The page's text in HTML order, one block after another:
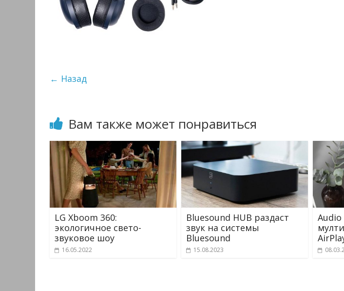
← Назад
Вам также может понравиться
LG Xboom 360:
экологичное свето-
звуковое шоу
16.05.2022
Bluesound HUB раздаст
звук на системы
Bluesound
15.08.2023